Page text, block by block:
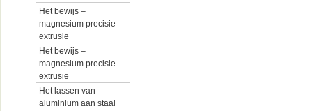
Het bewijs –
magnesium precisie-
extrusie
Het bewijs –
magnesium precisie-
extrusie
Het lassen van
aluminium aan staal